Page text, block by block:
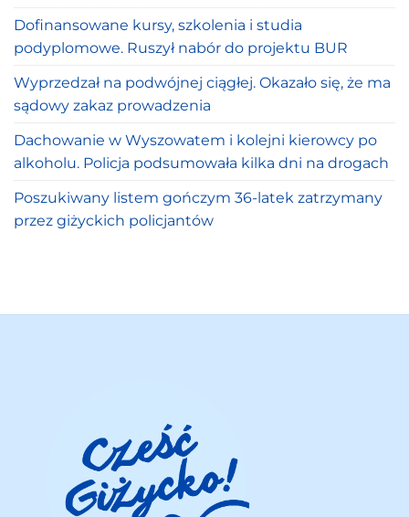
Dofinansowane kursy, szkolenia i studia
podyplomowe. Ruszył nabór do projektu BUR
Wyprzedzał na podwójnej ciągłej. Okazało się, że ma
sądowy zakaz prowadzenia
Dachowanie w Wyszowatem i kolejni kierowcy po
alkoholu. Policja podsumowała kilka dni na drogach
Poszukiwany listem gończym 36-latek zatrzymany
przez giżyckich policjantów